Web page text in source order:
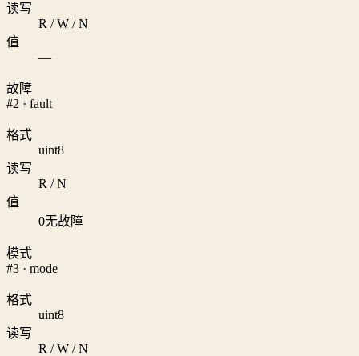
读写
R / W / N
值
—
故障
#2 · fault
格式
uint8
读写
R / N
值
0无故障
模式
#3 · mode
格式
uint8
读写
R / W / N